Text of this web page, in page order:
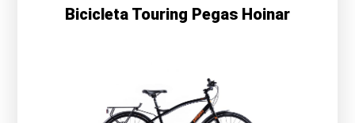
Bicicleta Touring Pegas Hoinar